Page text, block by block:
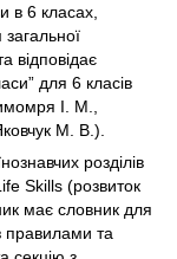
в 6 класах,
відповідає
для 6 класів
І. М.,
М. В.).
розділів
Skills (розвиток
має словник для
правилами та